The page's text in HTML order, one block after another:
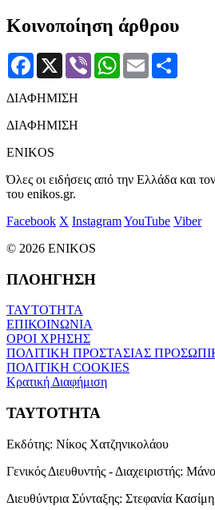
Κοινοποίηση άρθρου
Facebook
X Viber WhatsApp
Email
ΔΙΑΦΗΜΙΣΗ
ΔΙΑΦΗΜΙΣΗ
ENIKOS
Όλες οι ειδήσεις από την Ελλάδα και
του enikos.gr.
Facebook X InstagramYouTube Viber
© 2026 ENIKOS
ΠΛΟΗΓΗΣΗ
ΤΑΥΤΟΤΗΤΑ
ΕΠΙΚΟΙΝΩΝΙΑ
ΟΡΟΙ ΧΡΗΣΗΣ
ΠΟΛΙΤΙΚΗ ΠΡΟΣΤΑΣΙΑΣ
ΠΟΛΙΤΙΚΗ COOKIES
Κρατική Διαφήμιση
ΤΑΥΤΟΤΗΤΑ
Εκδότης: Νίκος Χατζηνικολάου
Γενικός Διευθυντής - Διαχειριστής:
Διευθύντρια Σύνταξης: Στεφανία Κασίμη